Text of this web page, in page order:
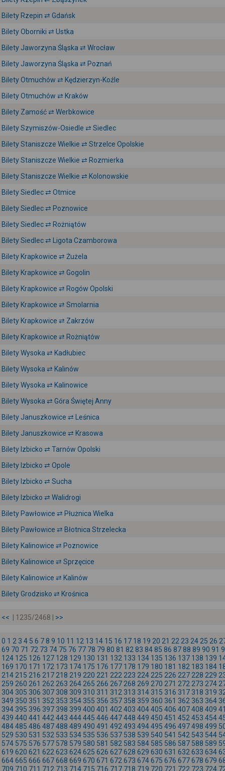
Bilety Rzepin ⇄ Gdańsk
Bilety Oborniki ⇄ Ustka
Bilety Jaworzyna Śląska ⇄ Wrocław
Bilety Jaworzyna Śląska ⇄ Poznań
Bilety Otmuchów ⇄ Kędzierzyn-Koźle
Bilety Otmuchów ⇄ Kraków
Bilety Zamość ⇄ Werbkowice
Bilety Szymiszów-Osiedle ⇄ Siedlec
Bilety Staniszcze Wielkie ⇄ Strzelce Opolskie
Bilety Staniszcze Wielkie ⇄ Rozmierka
Bilety Staniszcze Wielkie ⇄ Kolonowskie
Bilety Siedlec ⇄ Otmice
Bilety Siedlec ⇄ Poznowice
Bilety Siedlec ⇄ Rożniątów
Bilety Siedlec ⇄ Ligota Czamborowa
Bilety Krapkowice ⇄ Żużela
Bilety Krapkowice ⇄ Gogolin
Bilety Krapkowice ⇄ Rogów Opolski
Bilety Krapkowice ⇄ Smolarnia
Bilety Krapkowice ⇄ Zakrzów
Bilety Krapkowice ⇄ Rożniątów
Bilety Wysoka ⇄ Kadłubiec
Bilety Wysoka ⇄ Kalinów
Bilety Wysoka ⇄ Kalinowice
Bilety Wysoka ⇄ Góra Świętej Anny
Bilety Januszkowice ⇄ Leśnica
Bilety Januszkowice ⇄ Krasowa
Bilety Izbicko ⇄ Tarnów Opolski
Bilety Izbicko ⇄ Opole
Bilety Izbicko ⇄ Sucha
Bilety Izbicko ⇄ Walidrogi
Bilety Pawłowice ⇄ Płużnica Wielka
Bilety Pawłowice ⇄ Błotnica Strzelecka
Bilety Kalinowice ⇄ Poznowice
Bilety Kalinowice ⇄ Sprzęcice
Bilety Kalinowice ⇄ Kalinów
Bilety Grodzisko ⇄ Krośnica
<< | 1235/2468 | >>
0 1 2 3 4 5 6 78 9 10 11 12 13 14 15 16 17 18 19 20 21 22 23 24 25 26
69 70 71 72 73 74 75 76 77 78 79 80 81 82 83 8485 86 8788 89 90 91
124 125 126 127 128 129 130 131 132 133 134 135 136 137 138 139
169 170 171 172 173 174 175 176 177 178 179 180 181 182 183 184
214 215 216 217 218 219 220 221 222 223 224 225 226 227 228 229
259 260 261 262 263 264 265 266 267 268 269 270 271 272 273 274
304 305 306 307 308 309 310 311 312 313 314 315 316 317 318 319
349 350 351 352 353 354 355 356 357 358 359 360 361 362 363 364
394 395 396 397 398 399 400 401 402 403 404405 406 407408 409
439 440 441 442 443 444445 446 447448 449 450 451 452 453 454
484485 486 487488 489 490 491 492 493 494495 496 497498 499
529 530 531 532 533 534 535 536 537 538 539 540 541 542 543 544
574 575 576 577 578 579 580 581 582 583 584 585 586 587 588 589
619 620 621 622 623 624625 626 627628 629 630 631 632 633 634
664665 666 667668 669 670 671 672 673 674675 676 677678 679
709 710 711 712 713 714 715 716 717 718 719 720 721 722 723 724